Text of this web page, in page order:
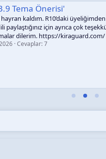
geliyorum, nickim
ederim. 2.3.9 güzel Tema